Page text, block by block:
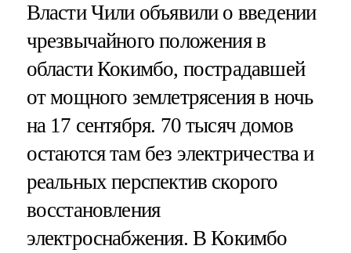
Власти Чили объявили о введении
чрезвычайного положения в
области Кокимбо, пострадавшей
от мощного землетрясения в ночь
на 17 сентября. 70 тысяч домов
остаются там без электричества и
реальных перспектив скорого
восстановления
электроснабжения. В Кокимбо